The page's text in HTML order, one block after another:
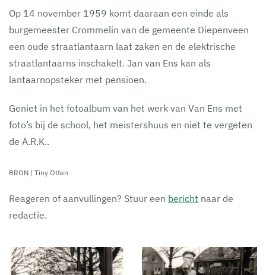
Op 14 november 1959 komt daaraan een einde als
burgemeester Crommelin van de gemeente Diepenveen
een oude straatlantaarn laat zaken en de elektrische
straatlantaarns inschakelt. Jan van Ens kan als
lantaarnopsteker met pensioen.
Geniet in het fotoalbum van het werk van Van Ens met
foto’s bij de school, het meistershuus en niet te vergeten
de A.R.K..
BRON | Tiny Otten
Reageren of aanvullingen? Stuur een bericht naar de
redactie.